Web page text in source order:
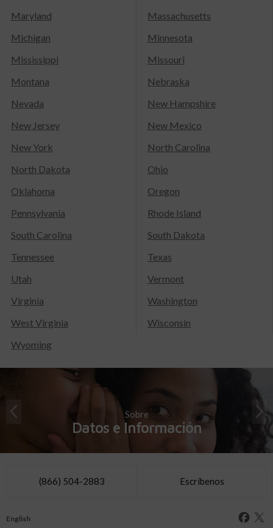
Maryland
Massachusetts
Michigan
Minnesota
Mississippi
Missouri
Montana
Nebraska
Nevada
New Hampshire
New Jersey
New Mexico
New York
North Carolina
North Dakota
Ohio
Oklahoma
Oregon
Pennsylvania
Rhode Island
South Carolina
South Dakota
Tennessee
Texas
Utah
Vermont
Virginia
Washington
West Virginia
Wisconsin
Wyoming
Sobre
Datos e Información
(866) 504-2883 Escríbenos
English